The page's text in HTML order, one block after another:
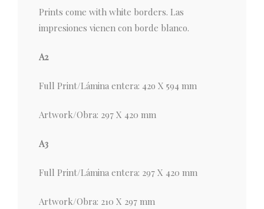
Prints come with white borders. Las
impresiones vienen con borde blanco.
A2
Full Print/Lámina entera: 42o X 594 mm
Artwork/Obra: 297 X 420 mm
A3
Full Print/Lámina entera: 297 X 420 mm
Artwork/Obra: 210 X 297 mm